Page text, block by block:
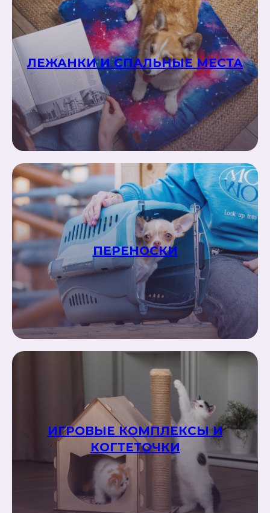
ЛЕЖАНКИ И СПАЛЬНЫЕ МЕСТА
ПЕРЕНОСКИ
ИГРОВЫЕ КОМПЛЕКСЫ И
КОГТЕТОЧКИ